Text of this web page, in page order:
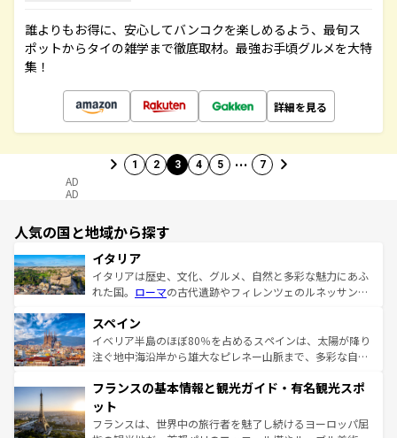
誰よりもお得に、安心してバンコクを楽しめるよう、最旬ス
ポットからタイの雑学まで徹底取材。最強お手頃グルメを大特
集！
詳細を見る
1 2 3 4 5 … 7
AD
AD
人気の国と地域から探す
イタリア
イタリアは歴史、文化、グルメ、自然と多彩な魅力にあふ
れた国。 ローマの古代遺跡やフィレンツェのルネッサンス
ろん、トスカーナの美しい田園風景やアマルフィ海岸の絶
景など、自然景観も見逃せない。観光の合間には、本場の
ピザやパスタなど、絶品のイタリア料理を堪能することも
ませてくれるイタリアで、忘れられない旅をしてみよう！
なお、新着のイタリア情報は
しい。
スペイン
イベリア半島のほぼ80％を占めるスペインは、太陽が降り
注ぐ地中海沿岸から雄大なピレネー山脈まで、多彩な自然
文化が根付くこの国では、情熱的なフラメンコ、熱気あふ
れる闘牛、そして美味しいタパスが生活の一部となってい
る。首都マドリードの洗練された雰囲気や、バルセロナの
フランスの基本情報と観光ガイド・有名観光スポ
ット
フランスは、世界中の旅行者を魅了し続けるヨーロッパ屈